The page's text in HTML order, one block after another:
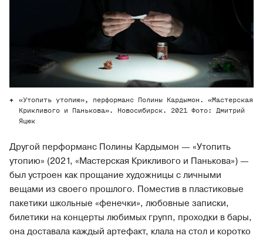
«Утопить утопию», перформанс Полины Кардымон. «Мастерская
Крикливого и Панькова». Новосибирск. 2021 Фото: Дмитрий
Яцюк
Другой перформанс Полины Кардымон — «Утопить
утопию» (2021, «Мастерская Крикливого и Панькова») —
был устроен как прощание художницы с личными
вещами из своего прошлого. Поместив в пластиковые
пакетики школьные «фенечки», любовные записки,
билетики на концерты любимых групп, проходки в бары,
она доставала каждый артефакт, клала на стол и коротко